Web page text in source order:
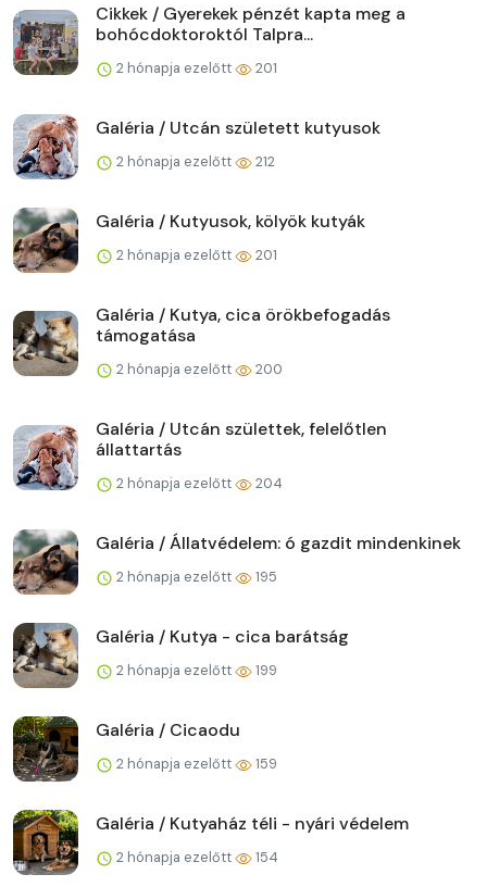
Cikkek / Gyerekek pénzét kapta meg a
bohócdoktoroktól Talpra...
2 hónapja ezelőtt 201
Galéria / Utcán született kutyusok
2 hónapja ezelőtt 212
Galéria / Kutyusok, kölyök kutyák
2 hónapja ezelőtt 201
Galéria / Kutya, cica örökbefogadás
támogatása
2 hónapja ezelőtt 200
Galéria / Utcán születtek, felelőtlen
állattartás
2 hónapja ezelőtt 204
Galéria / Állatvédelem: ó gazdit mindenkinek
2 hónapja ezelőtt 195
Galéria / Kutya - cica barátság
2 hónapja ezelőtt 199
Galéria / Cicaodu
2 hónapja ezelőtt 159
Galéria / Kutyaház téli - nyári védelem
2 hónapja ezelőtt 154